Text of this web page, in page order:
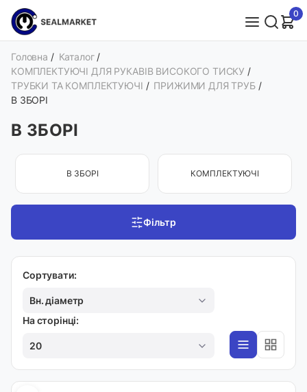
0
Головна / Каталог /
КОМПЛЕКТУЮЧІ ДЛЯ РУКАВІВ ВИСОКОГО ТИСКУ /
ТРУБКИ ТА КОМПЛЕКТУЮЧІ / ПРИЖИМИ ДЛЯ ТРУБ /
В ЗБОРІ
В ЗБОРІ
В ЗБОРІ КОМПЛЕКТУЮЧІ
Фільтр
Сортувати:
Вн. діаметр
На сторінці:
20